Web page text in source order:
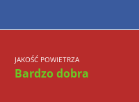
JAKOŚĆ POWIETRZA
Bardzo dobra